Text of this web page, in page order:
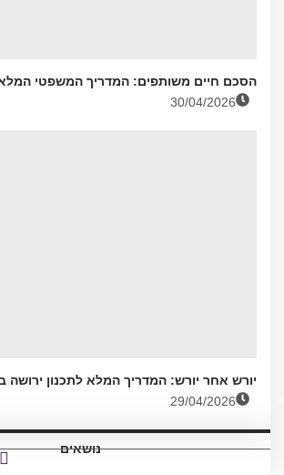
הסכם חיים משותפים: המדריך המשפטי המלא
30/04/2026
יורש אחר יורש: המדריך המלא לתכנון ירושה
29/04/2026
נושאים